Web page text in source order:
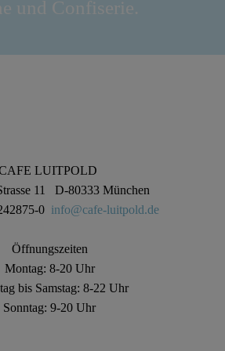
und Confiserie.
LUITPOLD
11 D-80333 München
0 info@cafe-luitpold.de
Öffnungszeiten
Montag: 8-20 Uhr
bis Samstag: 8-22 Uhr
Sonntag: 9-20 Uhr
ist eine Begleiterscheinung zum
ABONNIEREN